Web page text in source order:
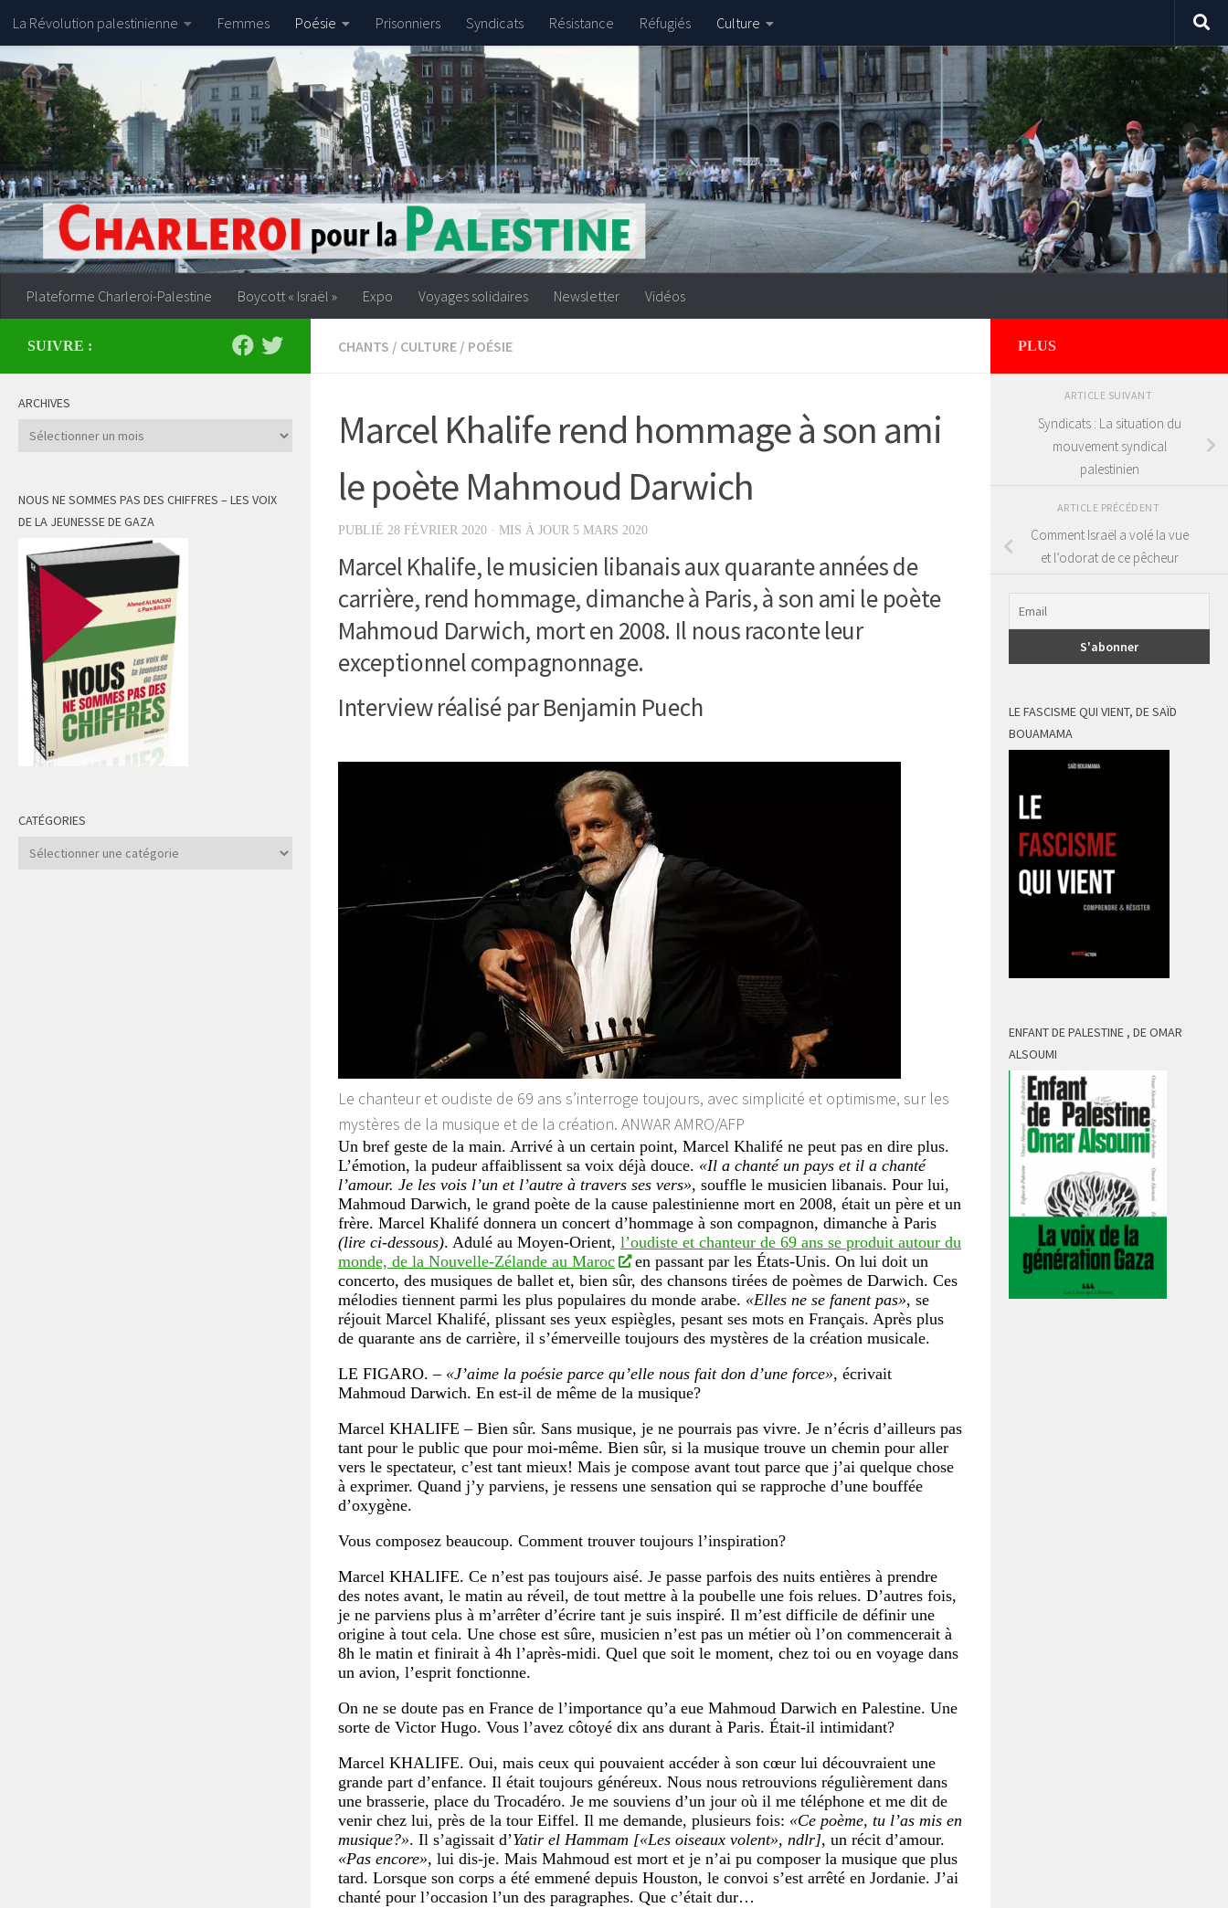
Skip to content
La Révolution palestinienne Femmes Poésie Prisonniers Syndicats Résistance Réfugiés Culture
Plateforme Charleroi-Palestine Boycott « Israël » Expo Voyages solidaires Newsletter Vidéos
CHANTS / CULTURE / POÉSIE
Marcel Khalife rend hommage à son ami
le poète Mahmoud Darwich
PUBLIÉ 28 FÉVRIER 2020 · MIS À JOUR 5 MARS 2020
Marcel Khalife, le musicien libanais aux quarante années de
carrière, rend hommage, dimanche à Paris, à son ami le poète
Mahmoud Darwich, mort en 2008. Il nous raconte leur
exceptionnel compagnonnage.
Interview réalisé par Benjamin Puech
Le chanteur et oudiste de 69 ans s’interroge toujours, avec simplicité et optimisme, sur les
mystères de la musique et de la création. ANWAR AMRO/AFP
Un bref geste de la main. Arrivé à un certain point, Marcel Khalifé ne peut pas en dire plus.
L’émotion, la pudeur affaiblissent sa voix déjà douce. «Il a chanté un pays et il a chanté
l’amour. Je les vois l’un et l’autre à travers ses vers», souffle le musicien libanais. Pour lui,
Mahmoud Darwich, le grand poète de la cause palestinienne mort en 2008, était un père et un
frère. Marcel Khalifé donnera un concert d’hommage à son compagnon, dimanche à Paris
(lire ci-dessous). Adulé au Moyen-Orient, l’oudiste et chanteur de 69 ans se produit autour du
monde, de la Nouvelle-Zélande au Maroc
en passant par les États-Unis. On lui doit un
concerto, des musiques de ballet et, bien sûr, des chansons tirées de poèmes de Darwich. Ces
mélodies tiennent parmi les plus populaires du monde arabe. «Elles ne se fanent pas», se
réjouit Marcel Khalifé, plissant ses yeux espiègles, pesant ses mots en Français. Après plus
de quarante ans de carrière, il s’émerveille toujours des mystères de la création musicale.
LE FIGARO. – «J’aime la poésie parce qu’elle nous fait don d’une force», écrivait
Mahmoud Darwich. En est-il de même de la musique?
Marcel KHALIFE – Bien sûr. Sans musique, je ne pourrais pas vivre. Je n’écris d’ailleurs pas
tant pour le public que pour moi-même. Bien sûr, si la musique trouve un chemin pour aller
vers le spectateur, c’est tant mieux! Mais je compose avant tout parce que j’ai quelque chose
à exprimer. Quand j’y parviens, je ressens une sensation qui se rapproche d’une bouffée
d’oxygène.
Vous composez beaucoup. Comment trouver toujours l’inspiration?
Marcel KHALIFE. Ce n’est pas toujours aisé. Je passe parfois des nuits entières à prendre
des notes avant, le matin au réveil, de tout mettre à la poubelle une fois relues. D’autres fois,
je ne parviens plus à m’arrêter d’écrire tant je suis inspiré. Il m’est difficile de définir une
origine à tout cela. Une chose est sûre, musicien n’est pas un métier où l’on commencerait à
8h le matin et finirait à 4h l’après-midi. Quel que soit le moment, chez toi ou en voyage dans
un avion, l’esprit fonctionne.
On ne se doute pas en France de l’importance qu’a eue Mahmoud Darwich en Palestine. Une
sorte de Victor Hugo. Vous l’avez côtoyé dix ans durant à Paris. Était-il intimidant?
Marcel KHALIFE. Oui, mais ceux qui pouvaient accéder à son cœur lui découvraient une
grande part d’enfance. Il était toujours généreux. Nous nous retrouvions régulièrement dans
une brasserie, place du Trocadéro. Je me souviens d’un jour où il me téléphone et me dit de
venir chez lui, près de la tour Eiffel. Il me demande, plusieurs fois: «Ce poème, tu l’as mis en
musique?». Il s’agissait d’Yatir el Hammam [«Les oiseaux volent», ndlr], un récit d’amour.
«Pas encore», lui dis-je. Mais Mahmoud est mort et je n’ai pu composer la musique que plus
tard. Lorsque son corps a été emmené depuis Houston, le convoi s’est arrêté en Jordanie. J’ai
chanté pour l’occasion l’un des paragraphes. Que c’était dur…
SUIVRE :
ARCHIVES
Archives
NOUS NE SOMMES PAS DES CHIFFRES – LES VOIX
DE LA JEUNESSE DE GAZA
CATÉGORIES
Catégories
PLUS
ARTICLE SUIVANT
Syndicats : La situation du
mouvement syndical
palestinien
ARTICLE PRÉCÉDENT
Comment Israël a volé la vue
et l’odorat de ce pêcheur
LE FASCISME QUI VIENT, DE SAÏD
BOUAMAMA
ENFANT DE PALESTINE , DE OMAR
ALSOUMI